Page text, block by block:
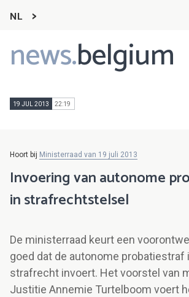
NL
news.belgium
Main
navigation
19 JUL 2013 22:19
Hoort bij Ministerraad van 19 juli 2013
Invoering van autonome
in strafrechtstelsel
De ministerraad keurt een
goed dat de autonome probatiestraf
strafrecht invoert. Het voorstel van
Justitie Annemie Turtelboom voert